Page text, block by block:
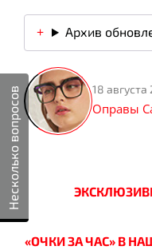
Несколько вопросов
Архив
18 августа
Оправы
«ОЧКИ ЗА ЧАС» В